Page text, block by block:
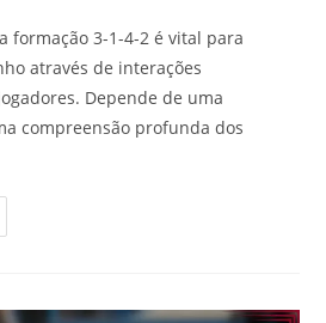
formação 3-1-4-2 é vital para
através de interações
Depende de uma
compreensão profunda dos